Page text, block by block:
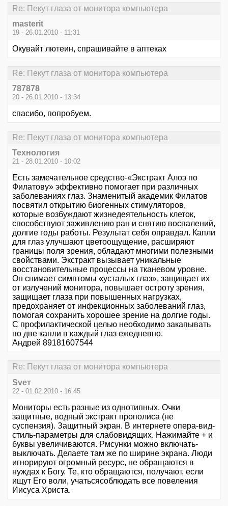
Re: Пекут глаза от монитора компьютера
masterit
19 - 26.01.2010 - 11:31
Окувайт лютеин, спрашивайте в аптеках
Re: Пекут глаза от монитора компьютера
787878
20 - 26.01.2010 - 13:34
спасибо, попробуем.
Re: Пекут глаза от монитора компьютера
Технология
21 - 28.01.2010 - 10:02
Есть замечательное средство-«Экстракт Алоэ по
Филатову» эффективно помогает при различных
заболеваниях глаз. Знаменитый академик Филатов
посвятил открытию биогенных стимуляторов,
которые возбуждают жизнедеятельность клеток,
способствуют заживлению ран и снятию воспалений,
долгие годы работы. Результат себя оправдал. Капли
для глаз улучшают цветоощущение, расширяют
границы поля зрения, обладают многими полезными
свойствами. Экстракт вызывает уникальные
восстановительные процессы на тканевом уровне.
Он снимает симптомы «усталых глаз», защищает их
от излучений монитора, повышает остроту зрения,
защищает глаза при повышенных нагрузках,
предохраняет от инфекционных заболеваний глаз,
помогая сохранить хорошее зрение на долгие годы.
С профилактической целью необходимо закапывать
по две капли в каждый глаз ежедневно.
Андрей 89181607544
Re: Пекут глаза от монитора компьютера
Svет
22 - 01.02.2010 - 16:45
Мониторы есть разные из однотипных. Очки
защитные, водный экстракт прополиса (не
суспензия). Защитный экран. В интернете опера-вид-
стиль-параметры для слабовидящих. Нажимайте + и
буквы увеличиваются. Рмсунки можно включать-
выключать. Делаете там же по ширине экрана. Люди
игнорируют огромный ресурс, не обращаются в
нуждах к Богу. Те, кто обращаются, получают, если
ищут Его воли, учатьсясоблюдать все повеления
Иисуса Христа.